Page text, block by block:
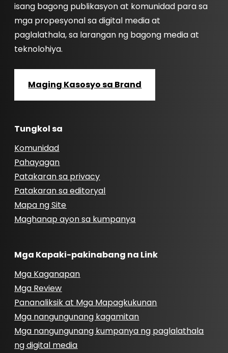
isang bagong publikasyon at komunidad para sa
mga propesyonal sa digital media at
paglalathala, sa larangan ng bagong media at
teknolohiya.
Maging Kasosyo sa Brand
Tungkol sa
Komunidad
Pahayagan
Patakaran sa privacy
Patakaran sa editoryal
Mapa ng Site
Maghanap ayon sa kumpanya
Mga Kapaki-pakinabang na Link
Mga Kaganapan
Mga Review
Pananaliksik at Mga Mapagkukunan
Mga nangungunang kagamitan
Mga nangungunang kumpanya ng paglalathala
ng digital media